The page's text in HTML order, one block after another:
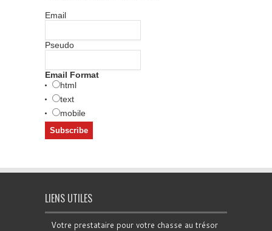
Email
Pseudo
Email Format
html
text
mobile
LIENS UTILES
Votre prestataire pour votre chasse au trésor